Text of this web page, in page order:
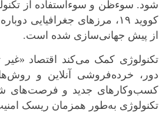
شود. سوءظن و سوءاستفاده از
کووید ۱۹، مرزهای
از پیش جهانی‌سازی شده است.
تکنولوژی کمک می‌کند اقتصاد
دور، خرده‌فروشی آنلاین و
کسب‌وکارهای جدید و فرصت‌های
تکنولوژی به‌طور همزمان ریسک